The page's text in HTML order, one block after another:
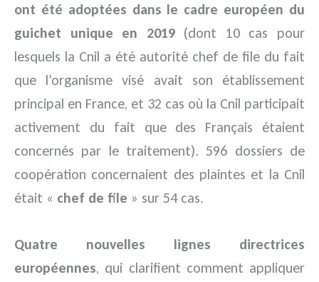
ont été adoptées dans le cadre européen du
guichet unique en 2019(dont 10 cas pour
lesquels la Cnil a été autorité chef de file du fait
que l’organisme visé avait son établissement
principal en France, et 32 cas où la Cnil participait
activement du fait que des Français étaient
concernés par le traitement). 596 dossiers de
coopération concernaient des plaintes et la Cnil
était « chef de file » sur 54 cas.
Quatre nouvelles lignes directrices
européennes, qui clarifient comment appliquer